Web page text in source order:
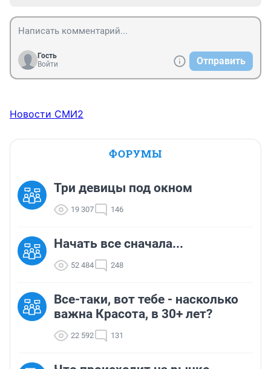
Гость
Войти
Отправить
Новости СМИ2
ФОРУМЫ
Три девицы под окном
19 307 146
Начать все сначала...
52 484 248
Все-таки, вот тебе - насколько
важна Красота, в 30+ лет?
22 592 131